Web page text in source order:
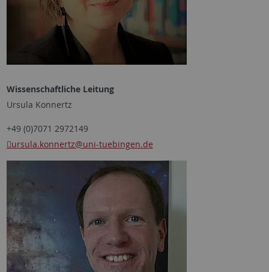
Wissenschaftliche Leitung
Ursula Konnertz
+49 (0)7071 2972149
ursula.konnertz@uni-tuebingen.de